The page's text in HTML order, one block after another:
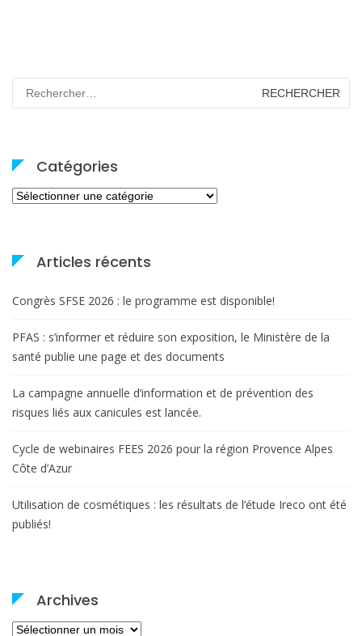
Rechercher :
Catégories
Catégories
Articles récents
Congrès SFSE 2026 : le programme est disponible!
PFAS : s’informer et réduire son exposition, le Ministère de la
santé publie une page et des documents
La campagne annuelle d’information et de prévention des
risques liés aux canicules est lancée.
Cycle de webinaires FEES 2026 pour la région Provence Alpes
Côte d’Azur
Utilisation de cosmétiques : les résultats de l’étude Ireco ont été
publiés!
Archives
Archives